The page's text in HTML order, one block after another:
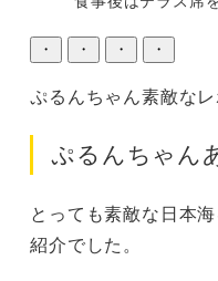
・ ・ ・ ・
ぷるんちゃん素敵な
ぷるんちゃん
とっても素敵な日本
紹介でした。